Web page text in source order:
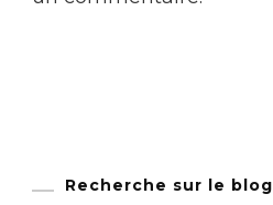
Recherche sur le blog